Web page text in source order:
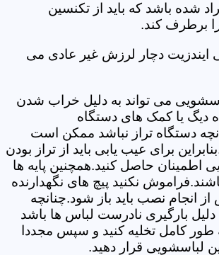
شده باشد که باید از تکنسین
برطرف کند.
ایندزیت دچار لرزش غیر عادی می
می تواند به دلیل خراب شدن
دیگ یا کمک های دستگاه
دستگاه تراز نباشد ممکن است
برای عیب یابی باید از تراز بودن
اطمینان حاصل کنید.همچنین پایه ها
نکنید پیچ های نگهدارنده
انجام نصب باید باز شود.چنانچه
بارگیری نادرست لباس ها باشد
طور کامل تخلیه کنید و سپس مجددا
لباسشویی قرار دهید.